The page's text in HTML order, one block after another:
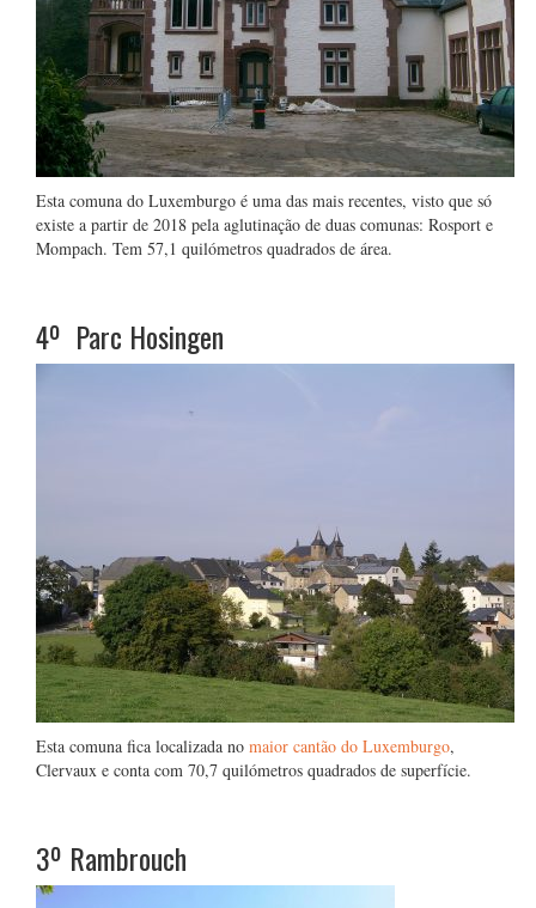
Esta comuna do Luxemburgo é uma das mais recentes, visto que só
existe a partir de 2018 pela aglutinação de duas comunas: Rosport e
Mompach. Tem 57,1 quilómetros quadrados de área.
4º Parc Hosingen
Esta comuna fica localizada no maior cantão do Luxemburgo,
Clervaux e conta com 70,7 quilómetros quadrados de superfície.
3º Rambrouch